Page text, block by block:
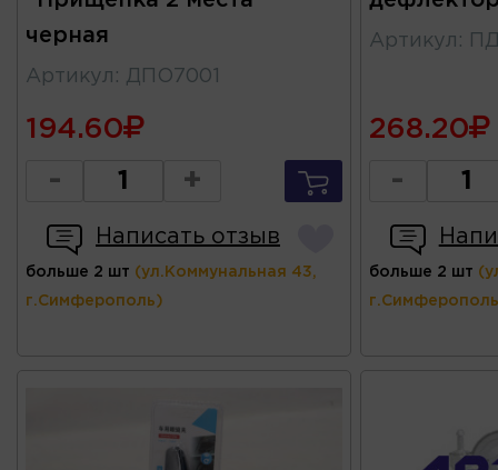
черная
Артикул : ДПО7001
194.60
- +
Написать отзыв
больше 2 шт (ул.Коммунальная 43,
г.Симферополь)
Артикул :
268.20
-
больше 2 шт